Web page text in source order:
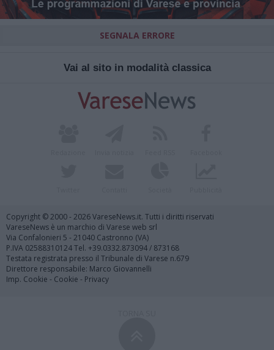
SEGNALA ERRORE
Vai al sito in modalità classica
Copyright © 2000 - 2026 VareseNews.it. Tutti i diritti riservati
VareseNews è un marchio di Varese web srl
Via Confalonieri 5 - 21040 Castronno (VA)
P.IVA 02588310124 Tel. +39.0332.873094 / 873168
Testata registrata presso il Tribunale di Varese n.679
Direttore responsabile: Marco Giovannelli
Imp. Cookie - Cookie - Privacy